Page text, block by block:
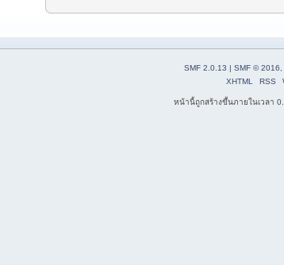
SMF 2.0.13 | SMF © 2016
XHTML
RSS
หน้านี้ถูกสร้างขึ้นภายในเวลา